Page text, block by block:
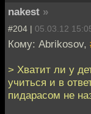
nakest »
#204 | 05.03.12
Кому: Abrikosov,
> Хватит ли у
учиться и в
пидарасом не